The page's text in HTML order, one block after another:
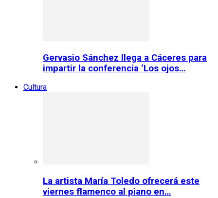
Gervasio Sánchez llega a Cáceres para
impartir la conferencia ‘Los ojos…
Cultura
La artista María Toledo ofrecerá este
viernes flamenco al piano en…